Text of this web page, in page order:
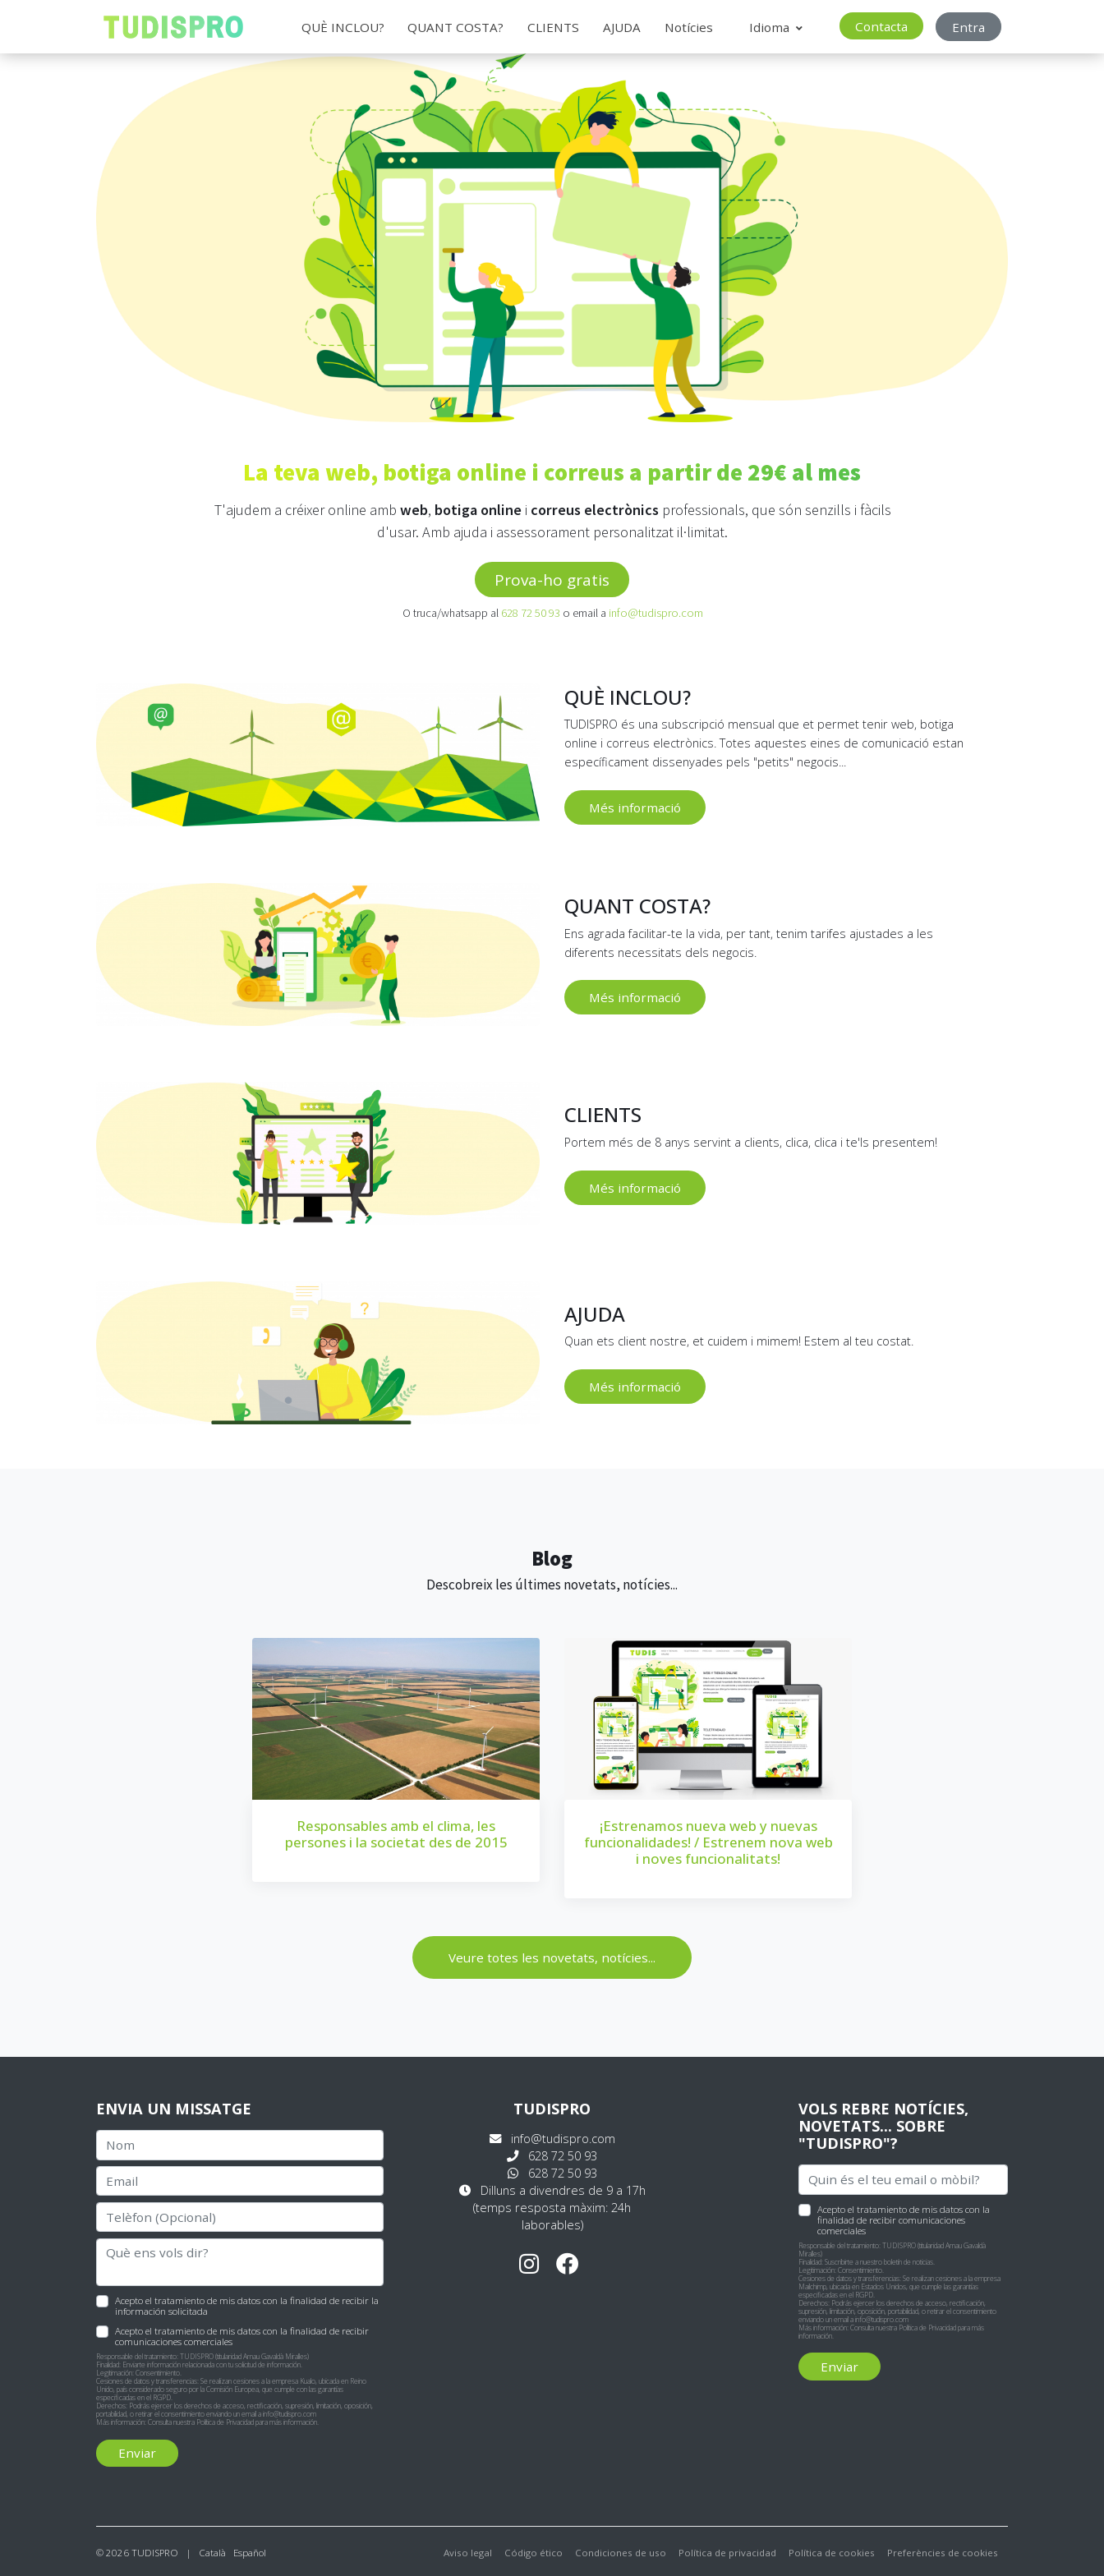
QUÈ INCLOU? QUANT COSTA? CLIENTS AJUDA Notícies Idioma Contacta Entra
La teva web, botiga online i correus a partir de 29€ al mes
T'ajudem a créixer online amb web, botiga onlinei correus electrònicsprofessionals, que són senzills i fàcils
d'usar. Amb ajuda i assessorament personalitzat il·limitat.
Prova-ho gratis
O truca/whatsapp al 628 72 50 93 o email a info@tudispro.com
QUÈ INCLOU?
TUDISPRO és una subscripció mensual que et permet tenir web, botiga
online i correus electrònics. Totes aquestes eines de comunicació estan
específicament dissenyades pels "petits" negocis...
Més informació
QUANT COSTA?
Ens agrada facilitar-te la vida, per tant, tenim tarifes ajustades a les
diferents necessitats dels negocis.
Més informació
CLIENTS
Portem més de 8 anys servint a clients, clica, clica i te'ls presentem!
Més informació
AJUDA
Quan ets client nostre, et cuidem i mimem! Estem al teu costat.
Més informació
Blog
Descobreix les últimes novetats, notícies...
Responsables amb el clima, les
persones i la societat des de 2015
¡Estrenamos nueva web y nuevas
funcionalidades! / Estrenem nova web
i noves funcionalitats!
Veure totes les novetats, notícies...
ENVIA UN MISSATGE
Acepto el tratamiento de mis datos con la finalidad de recibir la
información solicitada
Acepto el tratamiento de mis datos con la finalidad de recibir
comunicaciones comerciales
Responsable del tratamiento: TUDISPRO (titularidad Arnau Gavaldà Miralles)
Finalidad: Enviarte información relacionada con tu solicitud de información.
Legitimación: Consentimiento.
Cesiones de datos y transferencias: Se realizan cesiones a la empresa Kualo, ubicada en Reino
Unido, país considerado seguro por la Comisión Europea, que cumple con las garantías
especificadas en el RGPD.
Derechos: Podrás ejercer los derechos de acceso, rectificación, supresión, limitación, oposición,
portabilidad, o retirar el consentimiento enviando un email ainfo@tudispro.com
Más información: Consulta nuestra Política de Privacidad para más información.
Enviar
TUDISPRO
info@tudispro.com
628 72 50 93
628 72 50 93
Dilluns a divendres de 9 a 17h
(temps resposta màxim: 24h
laborables)
VOLS REBRE NOTÍCIES,
NOVETATS... SOBRE
"TUDISPRO"?
Acepto el tratamiento de mis datos con la
finalidad de recibir comunicaciones
comerciales
Responsable del tratamiento: TUDISPRO (titularidad Arnau Gavaldà
Miralles)
Finalidad: Suscribirte a nuestro boletín de noticias.
Legitimación: Consentimiento.
Cesiones de datos y transferencias: Se realizan cesiones a la empresa
Mailchimp, ubicada en Estados Unidos, que cumple las garantías
especificadas en el RGPD.
Derechos: Podrás ejercer los derechos de acceso, rectificación,
supresión, limitación, oposición, portabilidad, o retirar el consentimiento
enviando un email ainfo@tudispro.com
Más información: Consulta nuestra Política de Privacidadpara más
información.
Enviar
© 2026 TUDISPRO | Català Español Aviso legal Código ético Condiciones de uso Política de privacidad Política de cookies Preferències de cookies